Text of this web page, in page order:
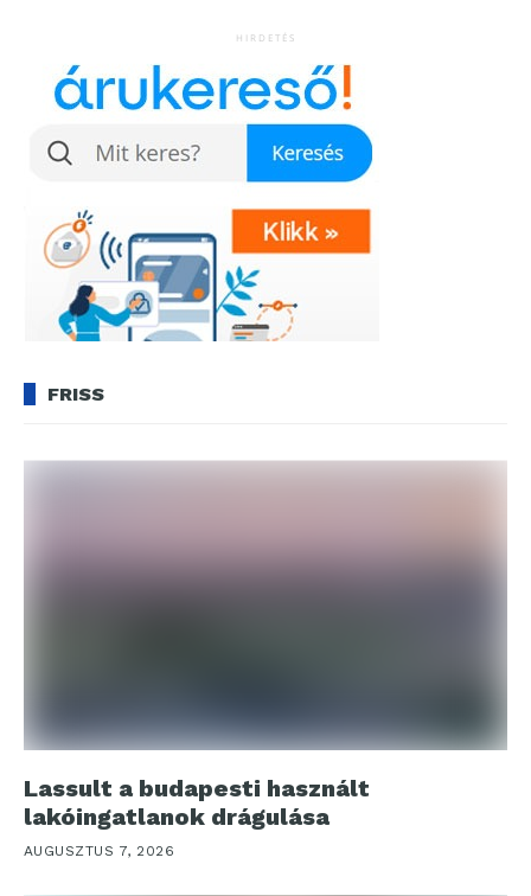
HIRDETÉS
FRISS
Lassult a budapesti használt
lakóingatlanok drágulása
AUGUSZTUS 7, 2026